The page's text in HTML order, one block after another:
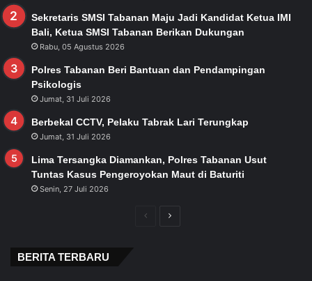
Sekretaris SMSI Tabanan Maju Jadi Kandidat Ketua IMI
Bali, Ketua SMSI Tabanan Berikan Dukungan
Rabu, 05 Agustus 2026
Polres Tabanan Beri Bantuan dan Pendampingan
Psikologis
Jumat, 31 Juli 2026
Berbekal CCTV, Pelaku Tabrak Lari Terungkap
Jumat, 31 Juli 2026
Lima Tersangka Diamankan, Polres Tabanan Usut
Tuntas Kasus Pengeroyokan Maut di Baturiti
Senin, 27 Juli 2026
PreviousNext
BERITA TERBARU